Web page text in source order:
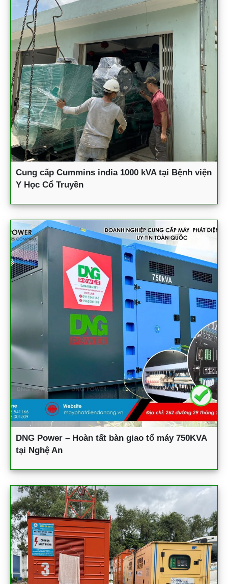
Cung cấp Cummins india 1000 kVA tại Bệnh viện
Y Học Cổ Truyền
DNG Power – Hoàn tất bàn giao tổ máy 750KVA
tại Nghệ An